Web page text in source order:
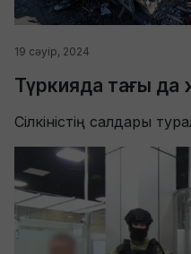
19 сәуір, 2024
Түркияда тағы да
Сілкіністің салдары